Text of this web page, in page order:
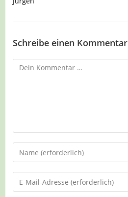
Schreibe einen Kommentar
Kommentar
Gib
deinen
Namen
oder
Gib
deine